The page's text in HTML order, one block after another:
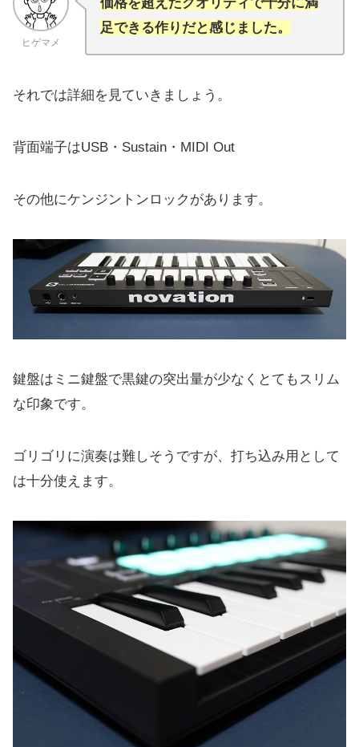
ヒゲマメ
足できる作りだと感じました。
それでは詳細を見ていきましょう。
背面端子はUSB・Sustain・MIDI Out
その他にケンジントンロックがあります。
鍵盤はミニ鍵盤で黒鍵の突出量が少なくとてもスリム
な印象です。
ゴリゴリに演奏は難しそうですが、打ち込み用として
は十分使えます。